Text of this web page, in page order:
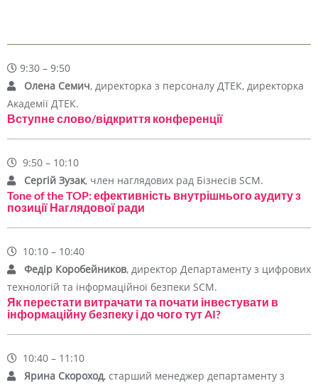
9:30 – 9:50
Олена Семич, директорка з персоналу ДТЕК, директорка
Академії ДТЕК.
Вступне слово/відкриття конференції
9:50 – 10:10
Сергій Зузак, член наглядових рад Бізнесів SCM.
Tone of the TOP: ефективність внутрішнього аудиту з
позиції Наглядової ради
10:10 – 10:40
Федір Коробейников, директор Департаменту з цифрових
технологій та інформаційної безпеки SCM.
Як перестати витрачати та почати інвестувати в
інформаційну безпеку і до чого тут AI?
10:40 – 11:10
Ярина Скороход, старший менеджер департаменту з